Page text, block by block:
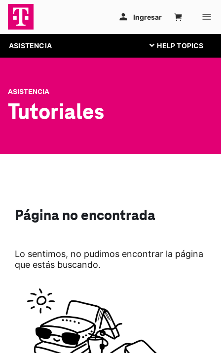
ASISTENCIA
ASISTENCIA
Tutoriales